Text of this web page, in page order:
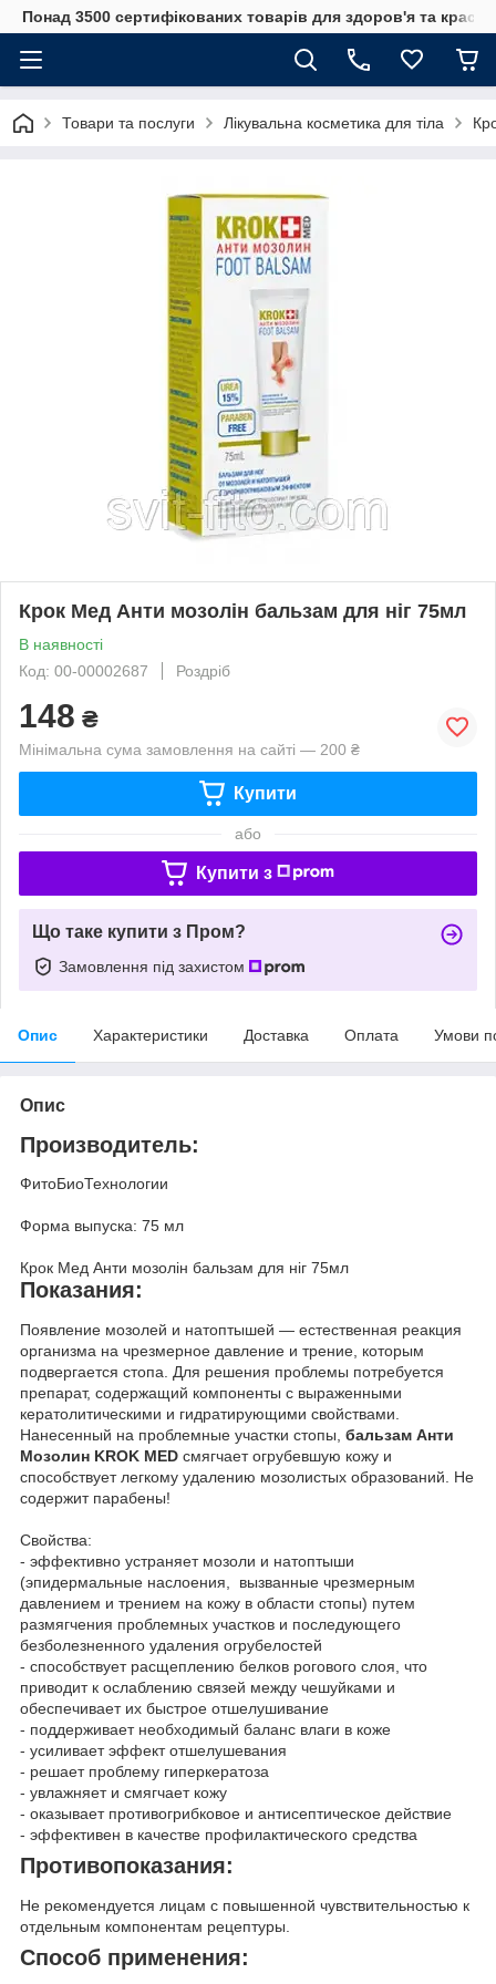
Понад 3500 сертифікованих товарів для здоров'я та краси
Товари та послуги Лікувальна косметика для тіла
Крок Мед Анти мозолін бальзам для ніг 75мл
В наявності
Код: 00-00002687
Роздріб
148 ₴
Мінімальна сума замовлення на сайті — 200 ₴
Купити
або
Купити з
Що таке купити з Пром?
Замовлення під захистом
Опис Характеристики Доставка Оплата Умови
Опис
Производитель:
ФитоБиоТехнологии
Форма выпуска: 75 мл
Крок Мед Анти мозолін бальзам для ніг 75мл
Показания:
Появление мозолей и натоптышей — естественная реакция
организма на чрезмерное давление и трение, которым
подвергается стопа. Для решения проблемы потребуется
препарат, содержащий компоненты с выраженными
кератолитическими и гидратирующими свойствами.
Нанесенный на проблемные участки стопы, бальзам Анти
Мозолин KROK MED смягчает огрубевшую кожу и
способствует легкому удалению мозолистых образований. Не
содержит парабены!
Свойства:
- эффективно устраняет мозоли и натоптыши
(эпидермальные наслоения, вызванные чрезмерным
давлением и трением на кожу в области стопы) путем
размягчения проблемных участков и последующего
безболезненного удаления огрубелостей
- способствует расщеплению белков рогового слоя, что
приводит к ослаблению связей между чешуйками и
обеспечивает их быстрое отшелушивание
- поддерживает необходимый баланс влаги в коже
- усиливает эффект отшелушевания
- решает проблему гиперкератоза
- увлажняет и смягчает кожу
- оказывает противогрибковое и антисептическое действие
- эффективен в качестве профилактического средства
Противопоказания:
Не рекомендуется лицам с повышенной чувствительностью к
отдельным компонентам рецептуры.
Способ применения: